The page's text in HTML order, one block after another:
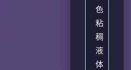
色
粘
稠
液
体